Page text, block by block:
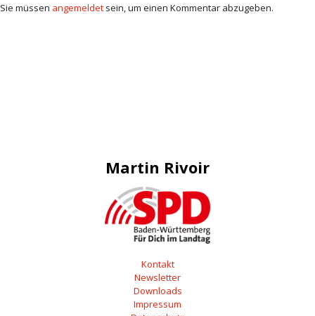
Sie müssen angemeldet sein, um einen Kommentar abzugeben.
Martin Rivoir
Kontakt
Newsletter
Downloads
Impressum